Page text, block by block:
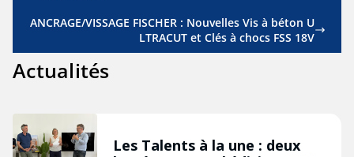
ANCRAGE/VISSAGE FISCHER : Nouvelles Vis à béton U
LTRACUT et Clés à chocs FSS 18V
Actualités
Les Talents à la une : deux